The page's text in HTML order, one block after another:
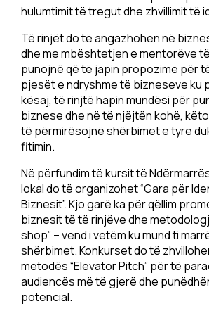
hulumtimit të tregut dhe zhvillimit të
Të rinjët do të angazhohen në
dhe me mbështetjen e mentorëve
punojnë që të japin propozime për
pjesët e ndryshme të bizneseve ku
kësaj, të rinjtë hapin mundësi për
biznese dhe në të njëjtën kohë,
të përmirësojnë shërbimet e tyre
fitimin.
Në përfundim të kursit të
lokal do të organizohet “Gara për
Biznesit”. Kjo garë ka për qëllim
biznesit të të rinjëve dhe
shop” – vend i vetëm ku mund ti
shërbimet. Konkurset do të
metodës “Elevator Pitch” për të
audiencës më të gjerë dhe
potencial.